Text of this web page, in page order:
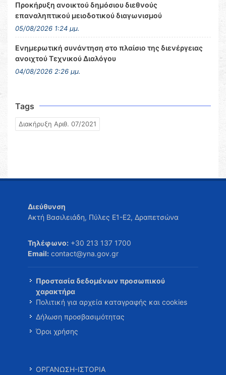
Προκήρυξη ανοικτού δημόσιου διεθνούς
επαναληπτικού μειοδοτικού διαγωνισμού
05/08/2026 1:24 μμ.
Ενημερωτική συνάντηση στο πλαίσιο της διενέργειας
ανοιχτού Τεχνικού Διαλόγου
04/08/2026 2:26 μμ.
Tags
Διακήρυξη Αριθ. 07/2021
Διεύθυνση
Ακτή Βασιλειάδη, Πύλες Ε1-Ε2, Δραπετσώνα
Τηλέφωνο: +30 213 137 1700
Email: contact@yna.gov.gr
Προστασία δεδομένων προσωπικού
χαρακτήρα
Πολιτική για αρχεία καταγραφής και cookies
Δήλωση προσβασιμότητας
Όροι χρήσης
ΟΡΓΑΝΩΣΗ-ΙΣΤΟΡΙΑ